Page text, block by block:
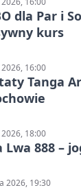
dla Par i
kurs
16:00
Tanga
18:00
Lwa 888 –
2026, 19:30